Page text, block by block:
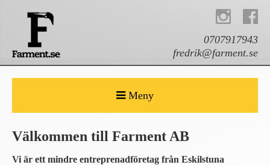
0707917943
fredrik@farment.se
Meny
Välkommen till Farment AB
Vi är ett mindre entreprenadföretag från Eskilstuna